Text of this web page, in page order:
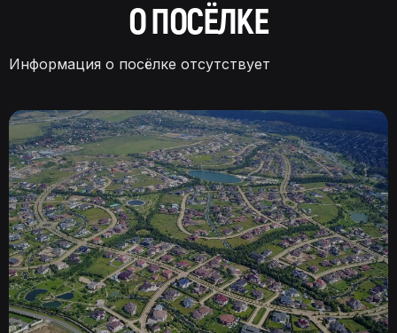
О ПОСЁЛКЕ
Информация о посёлке отсутствует